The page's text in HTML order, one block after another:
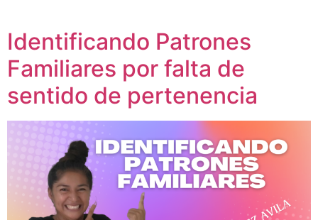
Identificando Patrones
Familiares por falta de
sentido de pertenencia